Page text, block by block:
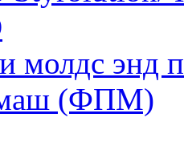
энд
(ФПМ)